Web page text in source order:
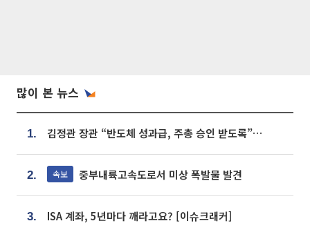
많이 본 뉴스
1. 김정관 장관 “반도체 성과급, 주총 승인 받도록”…상법·자본시장법 개정 시사
2. 속보 중부내륙고속도로서 미상 폭발물 발견
3. ISA 계좌, 5년마다 깨라고요? [이슈크래커]